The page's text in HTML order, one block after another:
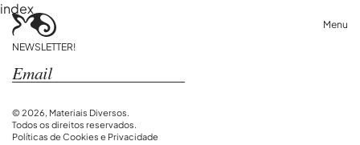
Menu
index
NEWSLETTER!
© 2026, Materiais Diversos.
Todos os direitos reservados.
Políticas de Cookies e Privacidade